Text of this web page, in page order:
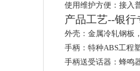
使用维护方便：接入
产品工艺--银行
外壳：金属冷轧钢板
手柄：特种ABS工程
手柄送受话器：蜂鸣